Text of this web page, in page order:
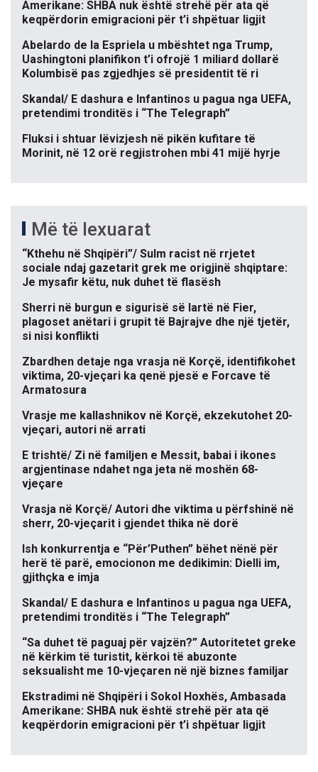
Amerikane: SHBA nuk është strehë për ata që
keqpërdorin emigracioni për t’i shpëtuar ligjit
Abelardo de la Espriela u mbështet nga Trump,
Uashingtoni planifikon t’i ofrojë 1 miliard dollarë
Kolumbisë pas zgjedhjes së presidentit të ri
Skandal/ E dashura e Infantinos u pagua nga UEFA,
pretendimi tronditës i “The Telegraph”
Fluksi i shtuar lëvizjesh në pikën kufitare të
Morinit, në 12 orë regjistrohen mbi 41 mijë hyrje
Më të lexuarat
“Kthehu në Shqipëri”/ Sulm racist në rrjetet
sociale ndaj gazetarit grek me origjinë shqiptare:
Je mysafir këtu, nuk duhet të flasësh
Sherri në burgun e sigurisë së lartë në Fier,
plagoset anëtari i grupit të Bajrajve dhe një tjetër,
si nisi konflikti
Zbardhen detaje nga vrasja në Korçë, identifikohet
viktima, 20-vjeçari ka qenë pjesë e Forcave të
Armatosura
Vrasje me kallashnikov në Korçë, ekzekutohet 20-
vjeçari, autori në arrati
E trishtë/ Zi në familjen e Messit, babai i ikones
argjentinase ndahet nga jeta në moshën 68-
vjeçare
Vrasja në Korçë/ Autori dhe viktima u përfshinë në
sherr, 20-vjeçarit i gjendet thika në dorë
Ish konkurrentja e “Për’Puthen” bëhet nënë për
herë të parë, emocionon me dedikimin: Dielli im,
gjithçka e imja
Skandal/ E dashura e Infantinos u pagua nga UEFA,
pretendimi tronditës i “The Telegraph”
“Sa duhet të paguaj për vajzën?” Autoritetet greke
në kërkim të turistit, kërkoi të abuzonte
seksualisht me 10-vjeçaren në një biznes familjar
Ekstradimi në Shqipëri i Sokol Hoxhës, Ambasada
Amerikane: SHBA nuk është strehë për ata që
keqpërdorin emigracioni për t’i shpëtuar ligjit